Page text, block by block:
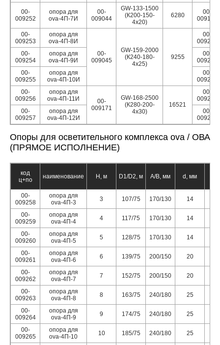
00-
009252
опора для
ova-4П-7И
00-
009044
GW-133-1500
(К200-150-
4х20)
6280
00-
009199
00-
009253
опора для
ova-4П-8И
00-
009045
GW-159-2000
(К240-180-
4х25)
9255
00-
009200
00-
009254
опора для
ova-4П-9И
00-
009201
00-
009255
опора для
ova-4П-10И
00-
009202
00-
009256
опора для
ova-4П-11И
00-
009171
GW-168-2500
(К280-200-
4х30)
16521
00-
009203
00-
009257
опора для
ova-4П-12И
00-
009205
Опоры для осветительного комплекса ova / ОВА
(ПРЯМОЕ ИСПОЛНЕНИЕ)
код
ц+по
наименование Н, м D1/D2, м А/B, мм d, мм
00-
009258
опора для
ova-4П-3
3 107/75 170/130 14
00-
009259
опора для
ova-4П-4
4 117/75 170/130 14
00-
009260
опора для
ova-4П-5
5 128/75 170/130 14
00-
009261
опора для
ova-4П-6
6 139/75 200/150 20
00-
009262
опора для
ova-4П-7
7 152/75 200/150 20
00-
009263
опора для
ova-4П-8
8 163/75 240/180 25
00-
009264
опора для
ova-4П-9
9 174/75 240/180 25
00-
009265
опора для
ova-4П-10
10 185/75 240/180 25